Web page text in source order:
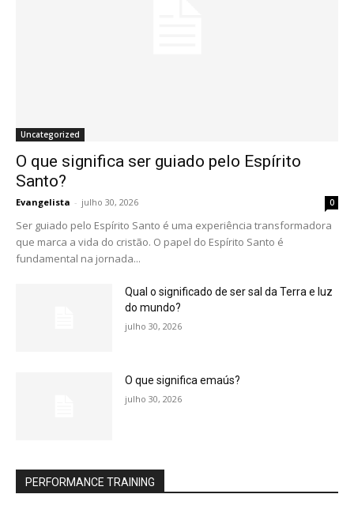
Uncategorized
O que significa ser guiado pelo Espírito
Santo?
Evangelista - julho 30, 2026 0
Ser guiado pelo Espírito Santo é uma experiência transformadora
que marca a vida do cristão. O papel do Espírito Santo é
fundamental na jornada...
Qual o significado de ser sal da Terra e luz
do mundo?
julho 30, 2026
O que significa emaús?
julho 30, 2026
PERFORMANCE TRAINING